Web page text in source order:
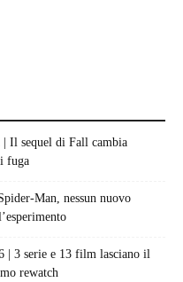
| Il sequel di Fall cambia
fuga
Man, nessun nuovo
| 3 serie e 13 film lasciano il
rewatch